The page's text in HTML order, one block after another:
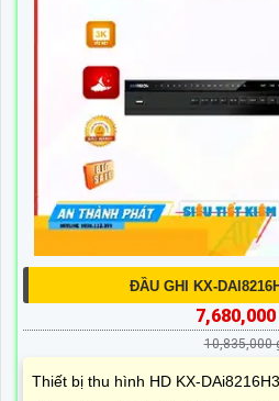
ĐẦU GHI KX-
10,835,000
Thiết bị thu hình HD KX-